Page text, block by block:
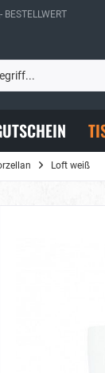
BESTELLWERT
Loft weiß